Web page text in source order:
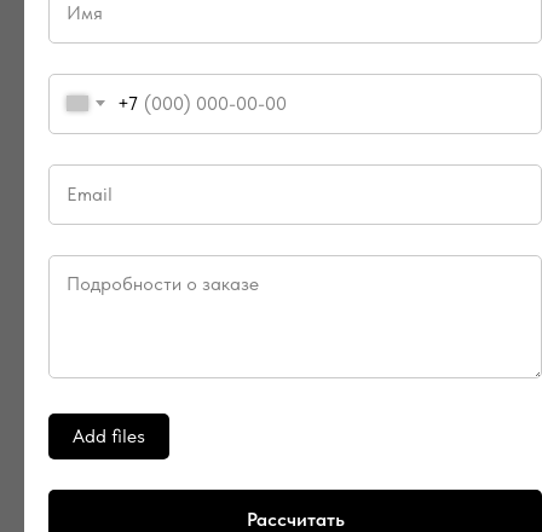
+7
Add files
Рассчитать